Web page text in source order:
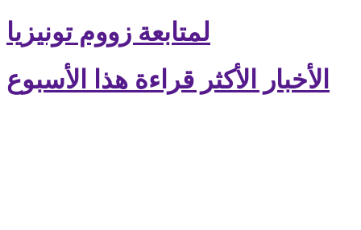
لمتابعة زووم تونيزيا
الأخبار الأكثر قراءة هذا الأسبوع